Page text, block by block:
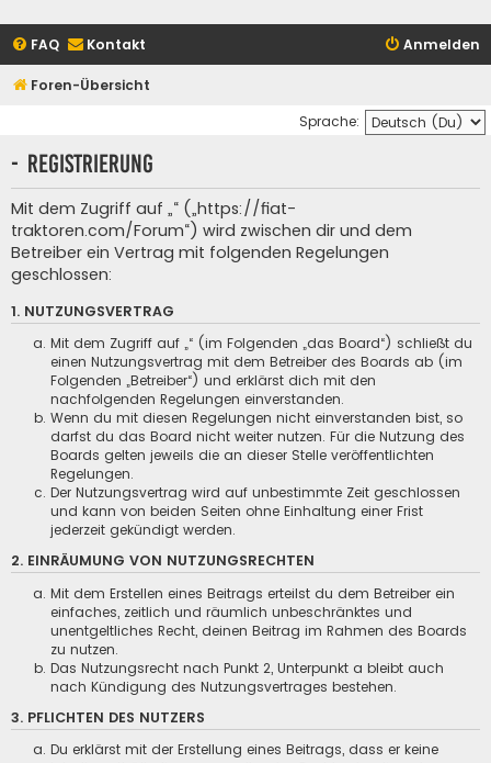
FAQ Kontakt Anmelden
Foren-Übersicht
Sprache:
- Registrierung
Mit dem Zugriff auf „“ („https://fiat-
traktoren.com/Forum“) wird zwischen dir und dem
Betreiber ein Vertrag mit folgenden Regelungen
geschlossen:
1. NUTZUNGSVERTRAG
Mit dem Zugriff auf „“ (im Folgenden „das Board“) schließt du
einen Nutzungsvertrag mit dem Betreiber des Boards ab (im
Folgenden „Betreiber“) und erklärst dich mit den
nachfolgenden Regelungen einverstanden.
Wenn du mit diesen Regelungen nicht einverstanden bist, so
darfst du das Board nicht weiter nutzen. Für die Nutzung des
Boards gelten jeweils die an dieser Stelle veröffentlichten
Regelungen.
Der Nutzungsvertrag wird auf unbestimmte Zeit geschlossen
und kann von beiden Seiten ohne Einhaltung einer Frist
jederzeit gekündigt werden.
2. EINRÄUMUNG VON NUTZUNGSRECHTEN
Mit dem Erstellen eines Beitrags erteilst du dem Betreiber ein
einfaches, zeitlich und räumlich unbeschränktes und
unentgeltliches Recht, deinen Beitrag im Rahmen des Boards
zu nutzen.
Das Nutzungsrecht nach Punkt 2, Unterpunkt a bleibt auch
nach Kündigung des Nutzungsvertrages bestehen.
3. PFLICHTEN DES NUTZERS
Du erklärst mit der Erstellung eines Beitrags, dass er keine